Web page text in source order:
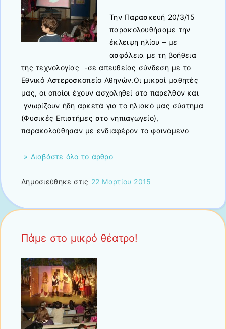
Την Παρασκευή 20/3/15
παρακολουθήσαμε την
έκλειψη ηλίου – με
ασφάλεια με τη βοήθεια
της τεχνολογίας -σε απευθείας σύνδεση με το
Εθνικό Αστεροσκοπείο Αθηνών.Οι μικροί μαθητές
μας, οι οποίοι έχουν ασχοληθεί στο παρελθόν και
γνωρίζουν ήδη αρκετά για το ηλιακό μας σύστημα
(Φυσικές Επιστήμες στο νηπιαγωγείο),
παρακολούθησαν με ενδιαφέρον το φαινόμενο
» Διαβάστε όλο το άρθρο
Δημοσιεύθηκε στις 22 Μαρτίου 2015
Πάμε στο μικρό θέατρο!